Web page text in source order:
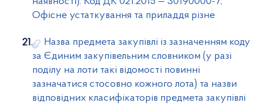
Офісне устаткування та приладдя різне
Назва предмета закупівлі із зазначенням коду
за Єдиним закупівельним словником (у разі
поділу на лоти такі відомості повинні
зазначатися стосовно кожного лота) та назви
відповідних класифікаторів предмета закупівлі